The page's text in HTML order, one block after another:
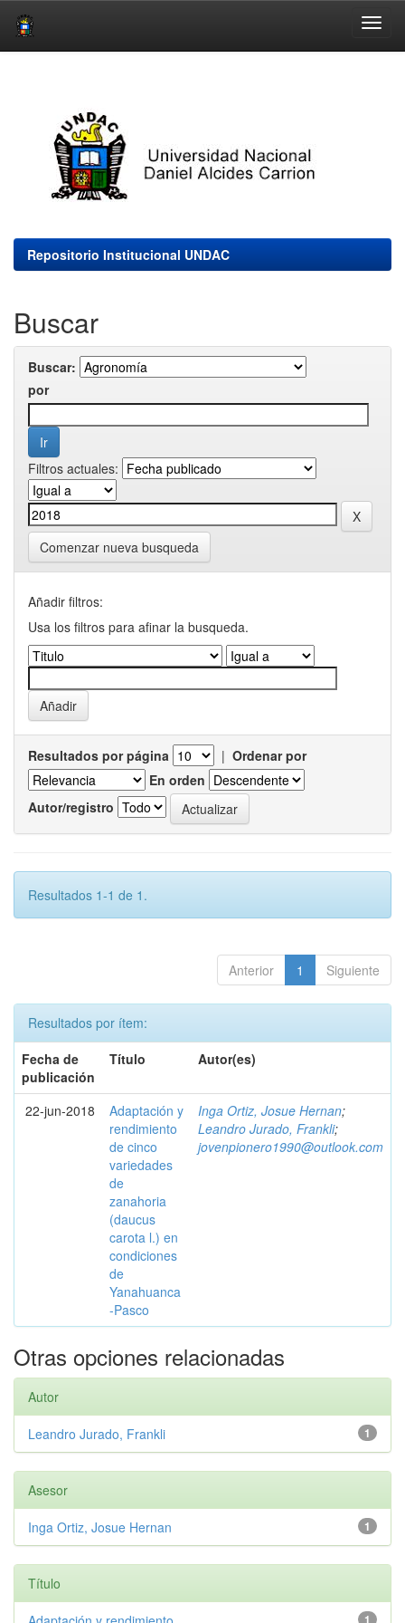
Repositorio Institucional UNDAC
Buscar
Buscar:
por
Filtros actuales:
Comenzar nueva busqueda
Añadir filtros:
Usa los filtros para afinar la busqueda.
Resultados por página | Ordenar por
En orden
Autor/registro
Resultados 1-1 de 1.
Anterior 1 Siguiente
Resultados por ítem:
Fecha de
publicación
Título Autor(es)
22-jun-2018
Adaptación y
rendimiento
de cinco
variedades
de
zanahoria
(daucus
carota l.) en
condiciones
de
Yanahuanca
-Pasco
Inga Ortiz, Josue Hernan;
Leandro Jurado, Frankli;
jovenpionero1990@outlook.com
Otras opciones relacionadas
Autor
1
Leandro Jurado, Frankli
Asesor
1
Inga Ortiz, Josue Hernan
Título
1